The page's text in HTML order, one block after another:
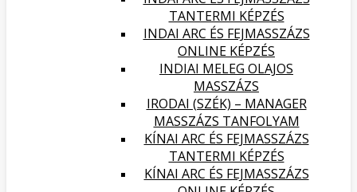
TANTERMI KÉPZÉS
INDAI ARC ÉS FEJMASSZÁZS
ONLINE KÉPZÉS
INDIAI MELEG OLAJOS
MASSZÁZS
IRODAI (SZÉK) – MANAGER
MASSZÁZS TANFOLYAM
KÍNAI ARC ÉS FEJMASSZÁZS
TANTERMI KÉPZÉS
KÍNAI ARC ÉS FEJMASSZÁZS